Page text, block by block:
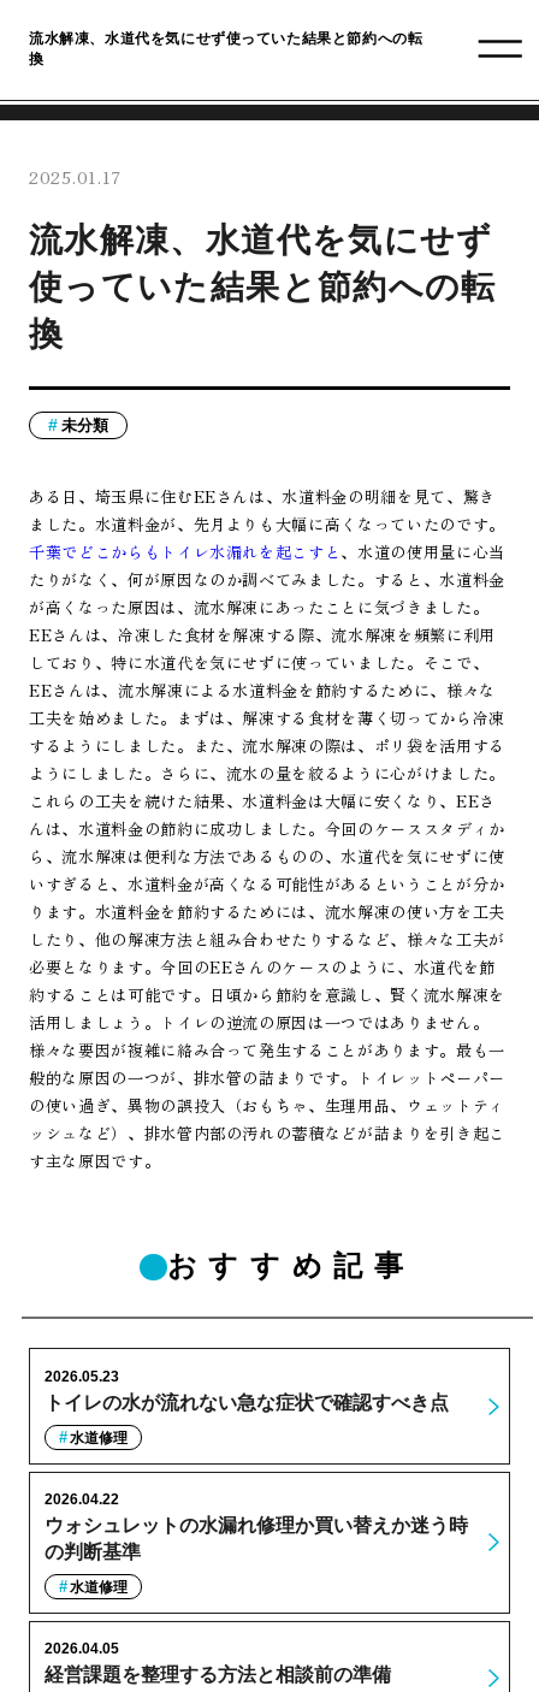
流水解凍、水道代を気にせず使っていた結果と節約への転
換
2025.01.17
流水解凍、水道代を気にせず
使っていた結果と節約への転
換
未分類
ある日、埼玉県に住むEEさんは、水道料金の明細を見て、驚き
ました。水道料金が、先月よりも大幅に高くなっていたのです。
千葉でどこからもトイレ水漏れを起こすと 、水道の使用量に心当
たりがなく、何が原因なのか調べてみました。すると、水道料金
が高くなった原因は、流水解凍にあったことに気づきました。
EEさんは、冷凍した食材を解凍する際、流水解凍を頻繁に利用
しており、特に水道代を気にせずに使っていました。そこで、
EEさんは、流水解凍による水道料金を節約するために、様々な
工夫を始めました。まずは、解凍する食材を薄く切ってから冷凍
するようにしました。また、流水解凍の際は、ポリ袋を活用する
ようにしました。さらに、流水の量を絞るように心がけました。
これらの工夫を続けた結果、水道料金は大幅に安くなり、EEさ
んは、水道料金の節約に成功しました。今回のケーススタディか
ら、流水解凍は便利な方法であるものの、水道代を気にせずに使
いすぎると、水道料金が高くなる可能性があるということが分か
ります。水道料金を節約するためには、流水解凍の使い方を工夫
したり、他の解凍方法と組み合わせたりするなど、様々な工夫が
必要となります。今回のEEさんのケースのように、水道代を節
約することは可能です。日頃から節約を意識し、賢く流水解凍を
活用しましょう。トイレの逆流の原因は一つではありません。
様々な要因が複雑に絡み合って発生することがあります。最も一
般的な原因の一つが、排水管の詰まりです。トイレットペーパー
の使い過ぎ、異物の誤投入（おもちゃ、生理用品、ウェットティ
ッシュなど）、排水管内部の汚れの蓄積などが詰まりを引き起こ
す主な原因です。
おすすめ記事
トイレの水が流れない急な症状で確認すべき点
2026.05.23
水道修理
ウォシュレットの水漏れ修理か買い替えか迷う時
の判断基準
2026.04.22
水道修理
経営課題を整理する方法と相談前の準備
2026.04.05